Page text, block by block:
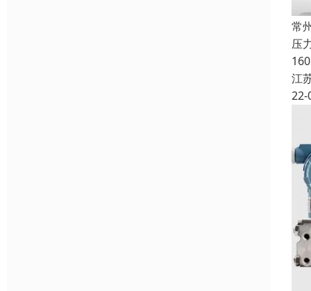
常
压
江
22-